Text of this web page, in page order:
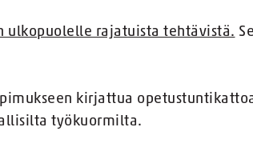
ulkopuolelle rajatuista tehtävistä.
kirjattua
työkuormilta.